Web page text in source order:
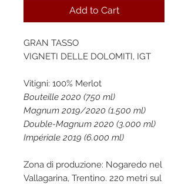
Add to Cart
GRAN TASSO
VIGNETI DELLE DOLOMITI, IGT
Vitigni: 100% Merlot
Bouteille 2020 (750 ml)
Magnum 2019/2020 (1.500 ml)
Double-Magnum 2020 (3.000 ml)
Impériale 2019 (6.000 ml)
Zona di produzione: Nogaredo nel
Vallagarina, Trentino. 220 metri sul